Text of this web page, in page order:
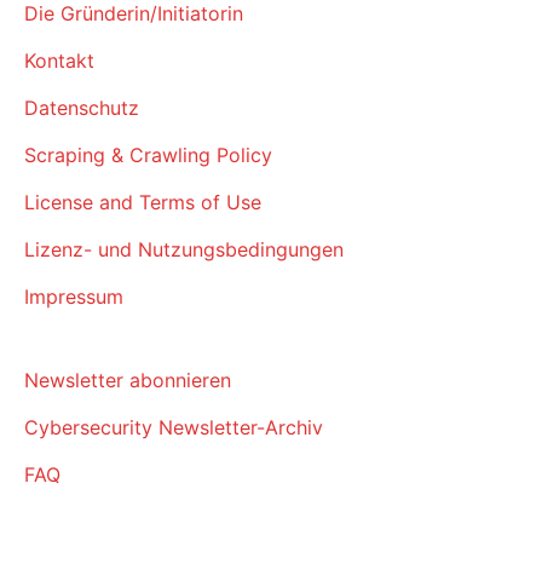
Die Gründerin/Initiatorin
Kontakt
Datenschutz
Scraping & Crawling Policy
License and Terms of Use
Lizenz- und Nutzungsbedingungen
Impressum
Newsletter abonnieren
Cybersecurity Newsletter-Archiv
FAQ